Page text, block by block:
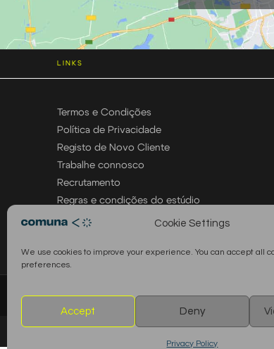
Cookie Settings
We use cookies to improve your experience. You can accept all
preferences.
Accept Deny
Privacy Policy
LINKS
Termos e Condições
Política de Privacidade
Registo de Novo Cliente
Trabalhe connosco
Recrutamento
Regras e condições do estúdio
© 2026 Comuna Rental House · Todos os direitos